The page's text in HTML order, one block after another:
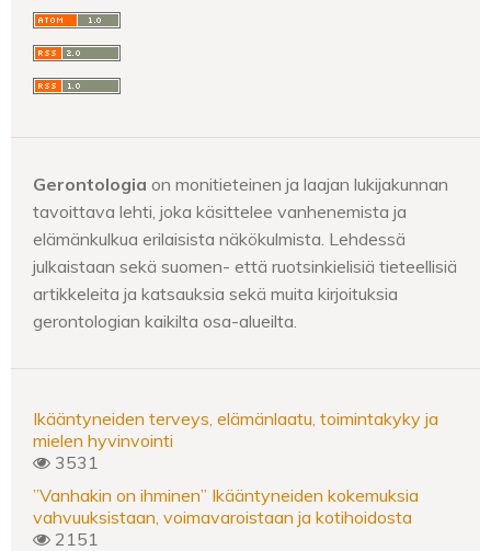
Gerontologia on monitieteinen ja laajan lukijakunnan
tavoittava lehti, joka käsittelee vanhenemista ja
elämänkulkua erilaisista näkökulmista. Lehdessä
julkaistaan sekä suomen- että ruotsinkielisiä tieteellisiä
artikkeleita ja katsauksia sekä muita kirjoituksia
gerontologian kaikilta osa-alueilta.
Ikääntyneiden terveys, elämänlaatu, toimintakyky ja
mielen hyvinvointi
3531
”Vanhakin on ihminen” Ikääntyneiden kokemuksia
vahvuuksistaan, voimavaroistaan ja kotihoidosta
2151